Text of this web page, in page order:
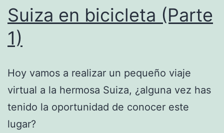
Suiza en bicicleta (Parte
1)
Hoy vamos a realizar un pequeño viaje
virtual a la hermosa Suiza, ¿alguna vez has
tenido la oportunidad de conocer este
lugar?